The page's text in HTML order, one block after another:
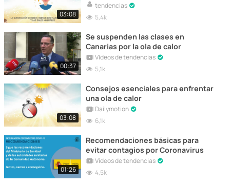
03:08
tendencias
5,4k
00:37
Se suspenden las clases en
Canarias por la ola de calor
Vídeos de tendencias
5,1k
03:08
Consejos esenciales para enfrentar
una ola de calor
Dailymotion
6,1k
01:26
Recomendaciones básicas para
evitar contagios por Coronavirus
Vídeos de tendencias
4,5k